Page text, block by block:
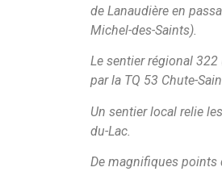
de Lanaudière en
Michel-des-Saints).
Le sentier régional 322
par la TQ 53 Chute-
Un sentier local relie
du-Lac.
De magnifiques points